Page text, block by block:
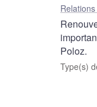
Poloz.
Type(s)